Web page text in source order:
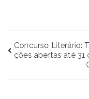
Navegação
de
artigos
Concurso Literário:
ções abertas até 31